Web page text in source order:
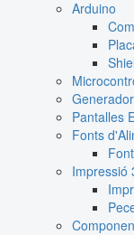
Arduino
Pantalles
Fonts
Impressió